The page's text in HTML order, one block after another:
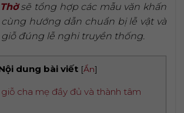
sẽ tổng hợp các mẫu văn khấn
hướng dẫn chuẩn bị lễ vật và
đúng lễ nghi truyền thống.
dung bài viết [Ẩn]
giỗ cha mẹ đầy đủ và thành tâm